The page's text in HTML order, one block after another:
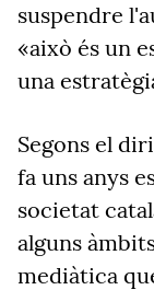
suspendre
«això és un
una
Segons el
fa uns anys
societat
alguns
mediàtica